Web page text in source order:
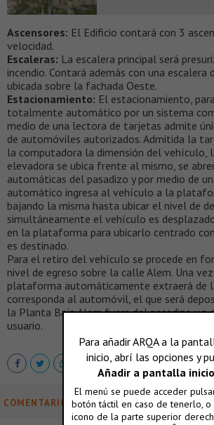
Ascensores: El Edificio contará con 3
velocidad.
Escaleras: La escalera principal será
incendio. Contará además con una escalera
ubicada sobre la fachada Oeste.
Estacionamiento: El estacionamiento,
totalmente automático por un sistema
medio de una lectora de tarjetas admite
de automóviles autorizados. Admitida la
la computadora la dimensión del vehículo,
elevadora se ubica frente al mismo, se
automáticas del pasadizo y por medio de
automático ingresa al vehículo a la
bajando la misma hasta ubicar el nivel de
simultáneamente el vehículo es
en la plataforma para ubicarlo centrado
es destinado.
Para el retiro del vehículo se procede en
nivel de egreso sobre la calle Alem. Una
plataforma automáticamente extraerá de
corresponda al automóvil, el que será
la Planta Baja Alem fuera del pasadizo y a
usuario.
COMENTARIOS